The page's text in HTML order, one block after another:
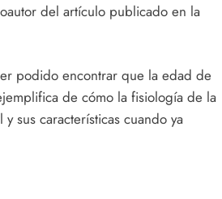
del artículo publicado en la
podido encontrar que la edad de
de cómo la fisiología de la
sus características cuando ya